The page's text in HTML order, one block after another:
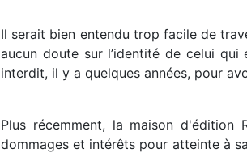
Il serait bien entendu trop facile de
aucun doute sur l’identité de celui qui
interdit, il y a quelques années, pour
Plus récemment, la maison
dommages et intérêts pour atteinte à